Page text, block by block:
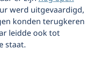
werd uitgevaardigd,
konden terugkeren
leidde ook tot
staat.